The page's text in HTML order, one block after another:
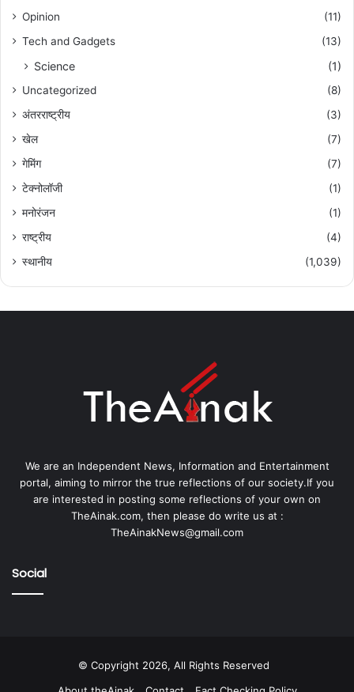
Opinion
(11)
Tech and Gadgets
(13)
Science (1)
Uncategorized
(8)
अंतरराष्ट्रीय
(3)
खेल
(7)
गेमिंग
(7)
टेक्नोलॉजी
(1)
मनोरंजन
(1)
राष्ट्रीय
(4)
स्थानीय
(1,039)
We are an Independent News, Information and Entertainment
portal, aiming to mirror the true reflections of our society.If you
are interested in posting some reflections of your own on
TheAinak.com, then please do write us at :
TheAinakNews@gmail.com
Social
© Copyright 2026, All Rights Reserved